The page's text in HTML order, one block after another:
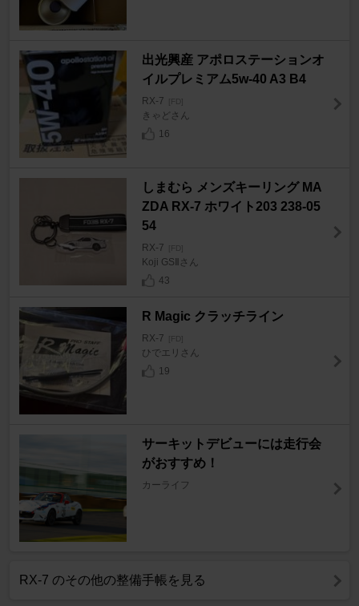
出光興産 アポロステーションオ
イルプレミアム5w-40 A3 B4
RX-7 [FD]
きゃどさん
16
しまむら メンズキーリング MA
ZDA RX-7 ホワイト203 238-05
54
RX-7 [FD]
Koji GSⅡさん
43
R Magic クラッチライン
RX-7 [FD]
ひでエリさん
19
サーキットデビューには走行会
がおすすめ！
カーライフ
RX-7 のその他の整備手帳を見る